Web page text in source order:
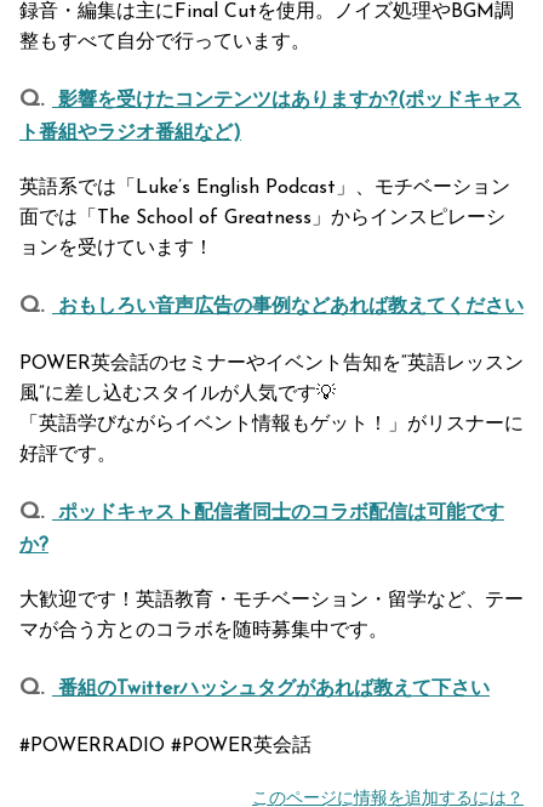
録音・編集は主にFinal Cutを使用。ノイズ処理やBGM調
整もすべて自分で行っています。
影響を受けたコンテンツはありますか?(ポッドキャス
ト番組やラジオ番組など)
英語系では「Luke’s English Podcast」、モチベーション
面では「The School of Greatness」からインスピレーシ
ョンを受けています！
おもしろい音声広告の事例などあれば教えてください
POWER英会話のセミナーやイベント告知を“英語レッスン
風”に差し込むスタイルが人気です💡
「英語学びながらイベント情報もゲット！」がリスナーに
好評です。
ポッドキャスト配信者同士のコラボ配信は可能です
か?
大歓迎です！英語教育・モチベーション・留学など、テー
マが合う方とのコラボを随時募集中です。
番組のTwitterハッシュタグがあれば教えて下さい
#POWERRADIO #POWER英会話
このページに情報を追加するには？